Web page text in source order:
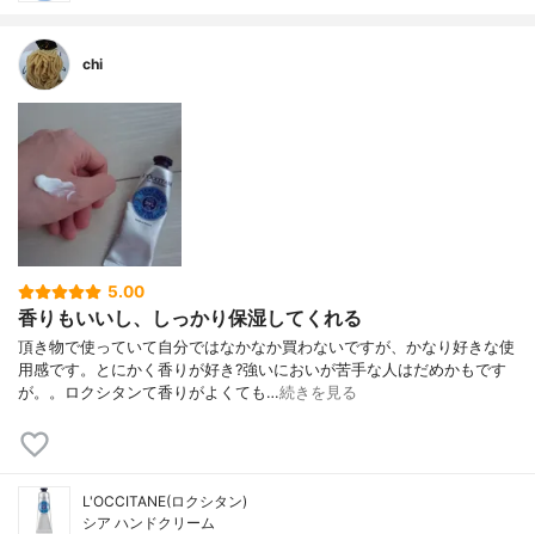
chi
5.00
香りもいいし、しっかり保湿してくれる
頂き物で使っていて自分ではなかなか買わないですが、かなり好きな使
用感です。とにかく香りが好き?強いにおいが苦手な人はだめかもです
が。。ロクシタンて香りがよくても…続きを見る
L'OCCITANE(ロクシタン)
シア ハンドクリーム